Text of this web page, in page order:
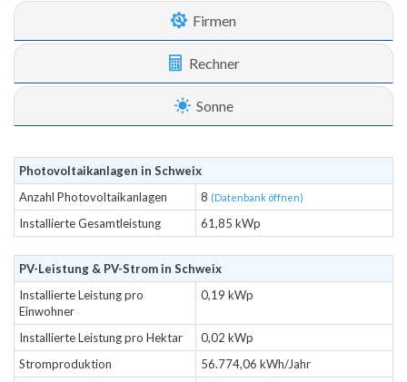
Firmen
Rechner
Sonne
Photovoltaikanlagen in Schweix
Anzahl Photovoltaikanlagen
8 (Datenbank öffnen)
Installierte Gesamtleistung 61,85 kWp
PV-Leistung & PV-Strom in Schweix
Installierte Leistung pro
Einwohner
0,19 kWp
Installierte Leistung pro Hektar
0,02 kWp
Stromproduktion
56.774,06 kWh/Jahr